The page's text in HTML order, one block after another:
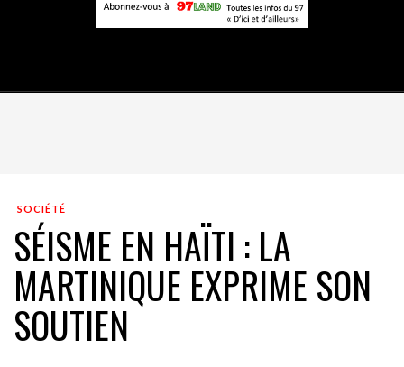
SOCIÉTÉ
SÉISME EN HAÏTI : LA
MARTINIQUE EXPRIME SON
SOUTIEN